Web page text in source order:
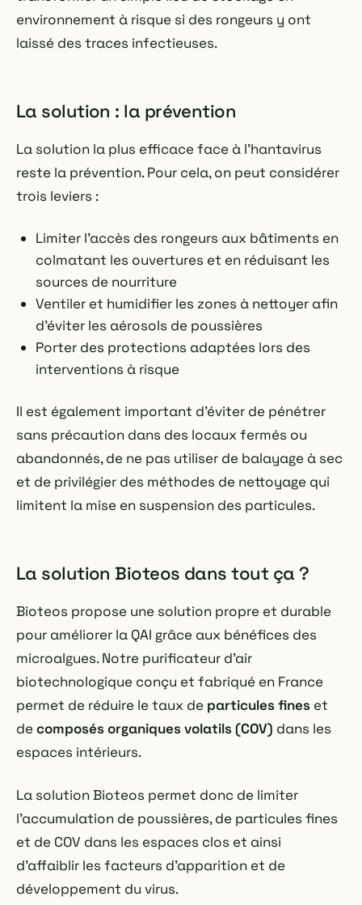
environnement à risque si des rongeurs y ont
laissé des traces infectieuses.
La solution : la prévention
La solution la plus efficace face à l'hantavirus
reste la prévention. Pour cela, on peut considérer
trois leviers :
Limiter l'accès des rongeurs aux bâtiments en
colmatant les ouvertures et en réduisant les
sources de nourriture
Ventiler et humidifier les zones à nettoyer afin
d'éviter les aérosols de poussières
Porter des protections adaptées lors des
interventions à risque
Il est également important d'éviter de pénétrer
sans précaution dans des locaux fermés ou
abandonnés, de ne pas utiliser de balayage à sec
et de privilégier des méthodes de nettoyage qui
limitent la mise en suspension des particules.
La solution Bioteos dans tout ça ?
Bioteos propose une solution propre et durable
pour améliorer la QAI grâce aux bénéfices des
microalgues. Notre purificateur d'air
biotechnologique conçu et fabriqué en France
permet de réduire le taux de particules fines et
decomposés organiques volatils (COV) dans les
espaces intérieurs.
La solution Bioteos permet donc de limiter
l'accumulation de poussières, de particules fines
et de COV dans les espaces clos et ainsi
d'affaiblir les facteurs d'apparition et de
développement du virus.